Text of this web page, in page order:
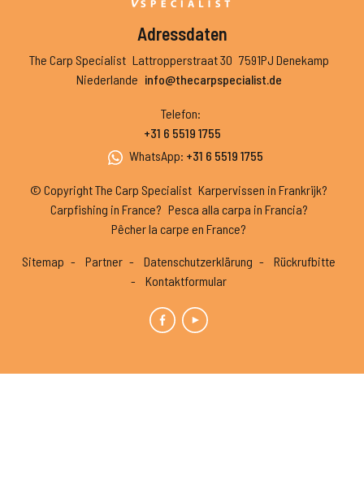
Adressdaten
The Carp Specialist Lattropperstraat 30 7591PJ Denekamp
Niederlande info@thecarpspecialist.de
Telefon:
+31 6 5519 1755
WhatsApp: +31 6 5519 1755
© Copyright The Carp Specialist Karpervissen in Frankrijk?
Carpfishing in France? Pesca alla carpa in Francia?
Pêcher la carpe en France?
Sitemap Partner Datenschutzerklärung
Rückrufbitte
Kontaktformular